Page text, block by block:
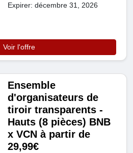
Expirer: décembre 31, 2026
Voir l'offre
Ensemble
d'organisateurs de
tiroir transparents -
Hauts (8 pièces) BNB
x VCN à partir de
29,99€